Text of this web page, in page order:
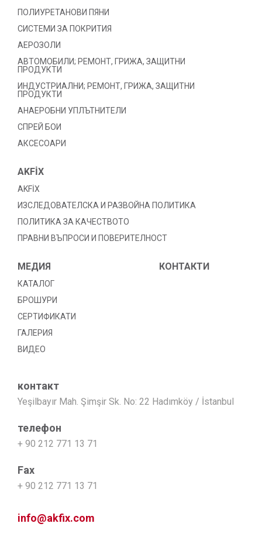
ПОЛИУРЕТАНОВИ ПЯНИ
СИСТЕМИ ЗА ПОКРИТИЯ
АЕРОЗОЛИ
АВТОМОБИЛИ; РЕМОНТ, ГРИЖА, ЗАЩИТНИ
ПРОДУКТИ
ИНДУСТРИАЛНИ; РЕМОНТ, ГРИЖА, ЗАЩИТНИ
ПРОДУКТИ
АНАЕРОБНИ УПЛЪТНИТЕЛИ
СПРЕЙ БОИ
АКСЕСОАРИ
AKFİX
AKFİX
ИЗСЛЕДОВАТЕЛСКА И РАЗВОЙНА ПОЛИТИКА
ПОЛИТИКА ЗА КАЧЕСТВОТО
ПРАВНИ ВЪПРОСИ И ПОВЕРИТЕЛНОСТ
МЕДИЯ
КАТАЛОГ
БРОШУРИ
СЕРТИФИКАТИ
ГАЛЕРИЯ
ВИДЕО
КОНТАКТИ
контакт
Yeşilbayır Mah. Şimşir Sk. No: 22 Hadımköy / İstanbul
телефон
+ 90 212 771 13 71
Fax
+ 90 212 771 13 71
info@akfix.com